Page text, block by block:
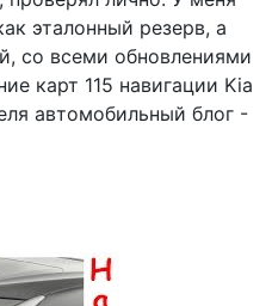
эталонный резерв, а
со всеми обновлениями
карт 115 навигации Kia
автомобильный блог -